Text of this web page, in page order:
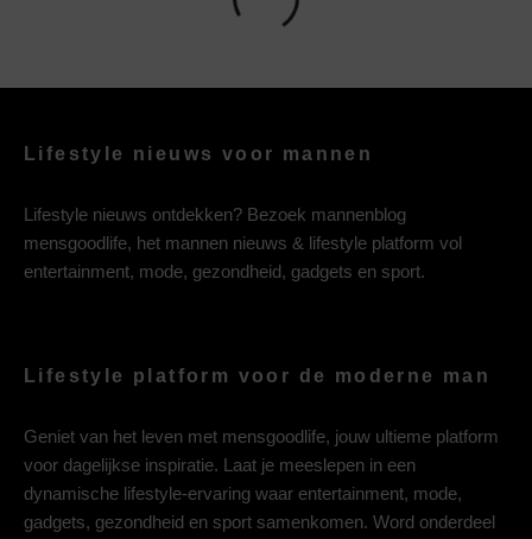
Lifestyle nieuws voor mannen
Lifestyle nieuws ontdekken? Bezoek mannenblog
mensgoodlife, het mannen nieuws & lifestyle platform vol
entertainment, mode, gezondheid, gadgets en sport.
Lifestyle platform voor de moderne man
Geniet van het leven met mensgoodlife, jouw ultieme platform
voor dagelijkse inspiratie. Laat je meeslepen in een
dynamische lifestyle-ervaring waar entertainment, mode,
gadgets, gezondheid en sport samenkomen. Word onderdeel